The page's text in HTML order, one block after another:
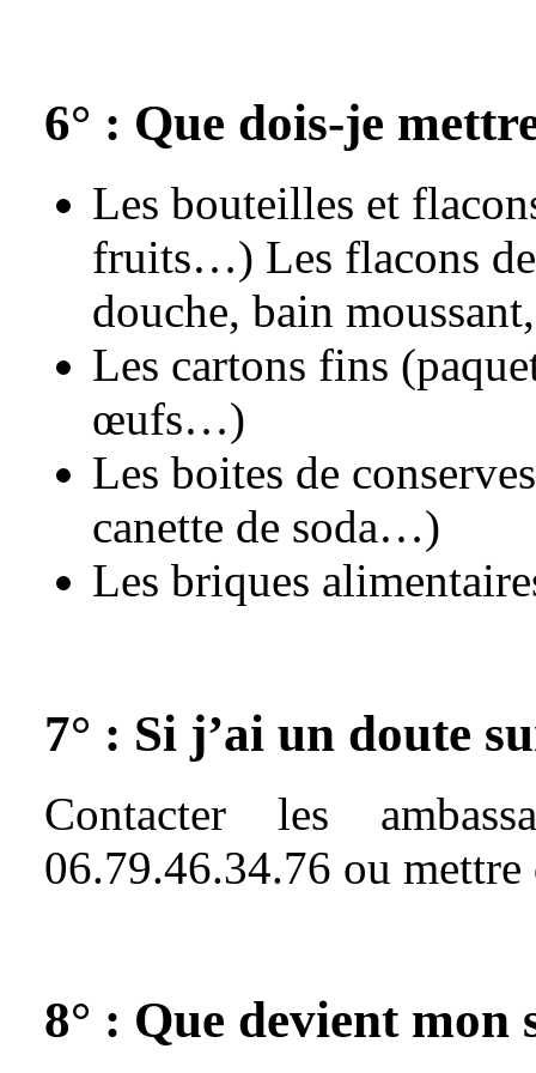
6° : Que dois-je
Les bouteilles et
fruits…) Les flacons
douche, bain
Les cartons fins
œufs…)
Les boites de
canette de soda…)
Les briques
7° : Si j’ai un doute
Contacter les
06.79.46.34.76 ou mettre
8° : Que devient mon